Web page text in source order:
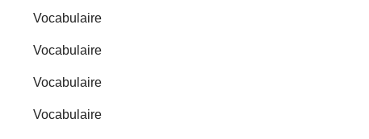
Vocabulaire
Vocabulaire
Vocabulaire
Vocabulaire